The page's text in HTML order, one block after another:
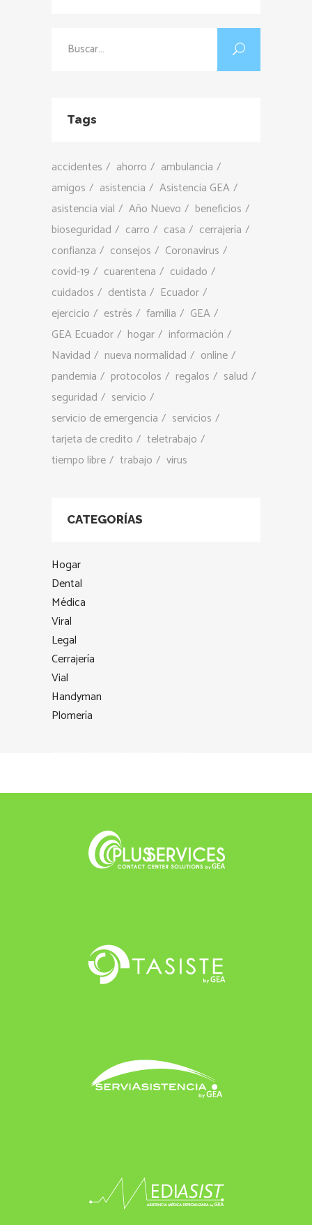
Tags
accidentes ahorro
ambulancia
amigos
asistencia
Asistencia GEA
asistencia vial
Año Nuevo
beneficios
bioseguridad
carro casa
cerrajería
confianza
consejos
Coronavirus
covid-19
cuarentena
cuidado
cuidados
dentista
Ecuador
ejercicio
estrés familia
GEA
GEA Ecuador
hogar
información
Navidad
nueva normalidad
online
pandemia
protocolos regalos
salud
seguridad
servicio
servicio de emergencia
servicios
tarjeta de credito
teletrabajo
tiempo libre
trabajo virus
CATEGORÍAS
Hogar
Dental
Médica
Viral
Legal
Cerrajería
Vial
Handyman
Plomería